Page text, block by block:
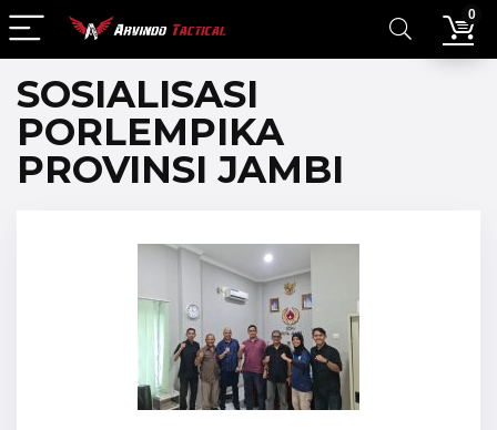
0
SOSIALISASI
PORLEMPIKA
PROVINSI JAMBI